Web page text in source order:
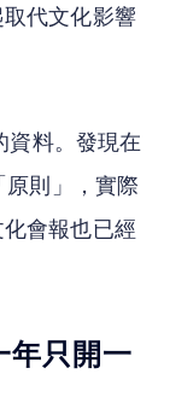
代文化影響
資料。發現在
則」，實際
會報也已經
年只開一